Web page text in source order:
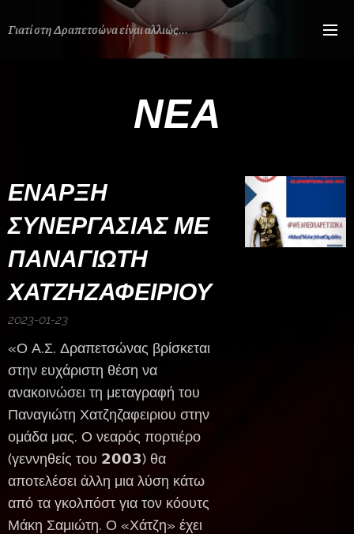
Γιατί στη Δραπετσώνα είναι αλλιώς...
ΝΕΑ
ΕΝΑΡΞΗ
ΣΥΝΕΡΓΑΣΙΑΣ ΜΕ
ΠΑΝΑΓΙΩΤΗ
ΧΑΤΖΗΖΑΦΕΙΡΙΟΥ
2023-01-23
«Ο Α.Σ. Δραπετσώνας βρίσκεται
στην ευχάριστη θέση να
ανακοινώσει τη μεταγραφή του
Παναγιώτη Χατζηζαφειριου στην
ομάδα μας. Ο νεαρός πορτιέρο
(γεννηθείς του 𝟮𝟬𝟬𝟯) θα
αποτελέσει άλλη μια λύση κάτω
από τα γκολπόστ για τον κόουτς
Μάκη Σαμιώτη. Ο «Χάτζη» έχει